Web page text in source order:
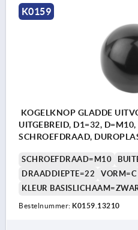
K0159
KOGELKNOP GLADDE
UITGEBREID, D1=32,
SCHROEFDRAAD,
SCHROEFDRAAD=M10
DRAADDIEPTE=22
VORM=C
KLEUR
Bestelnummer: K0159.13210